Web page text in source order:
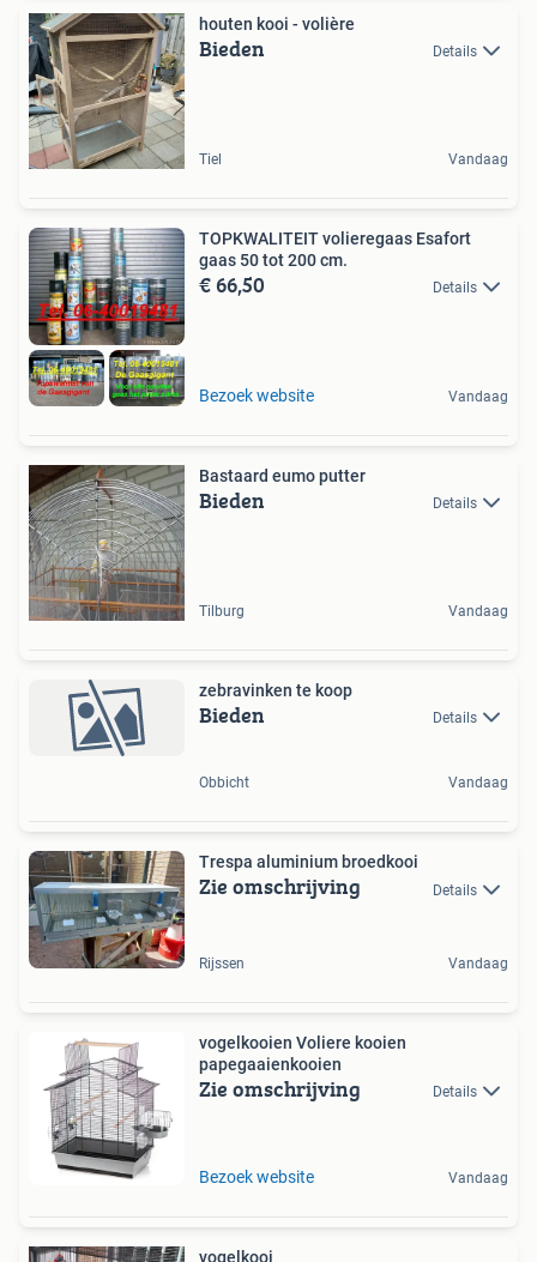
houten kooi - volière
Bieden Details
Tiel Vandaag
TOPKWALITEIT volieregaas Esafort
gaas 50 tot 200 cm.
€ 66,50 Details
Bezoek website Vandaag
Bastaard eumo putter
Bieden Details
Tilburg Vandaag
zebravinken te koop
Bieden Details
Obbicht Vandaag
Trespa aluminium broedkooi
Zie omschrijving Details
Rijssen Vandaag
vogelkooien Voliere kooien
papegaaienkooien
Zie omschrijving Details
Bezoek website Vandaag
vogelkooi